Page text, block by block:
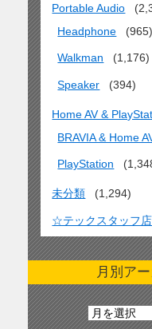
Portable Audio
Headphone
(965)
Walkman (1,176)
Speaker (394)
Home AV &
BRAVIA & Home
PlayStation
未分類 (1,294)
☆テックスタッフ
月別ア
月
別